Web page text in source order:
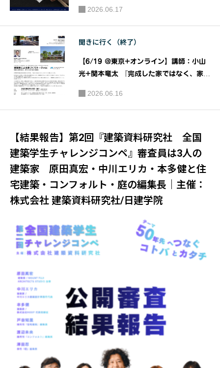
6］｜主催：JIA関東甲信越支部 JIAトー
ク実行委員会
2026.06.17
聞きに行く（終了）
【6/19 @東京+オンライン】講師：小山
光+関本⻯太 『完成した家ではなく、家づ
づくりトーク＃01］｜公益社団法人 日本
建築家協会（JIA）関東甲信越支部 住宅部
2026.06.16
【結果報告】第2回『建築資料研究社 全国
建築学生チャレンジコンペ』審査員は3人の
建築家 原田真宏・中川エリカ・本多健と住
宅建築・コンフォルト・庭の編集長｜主催：
株式会社 建築資料研究社/日建学院